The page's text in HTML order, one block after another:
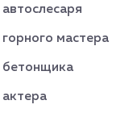
мастера